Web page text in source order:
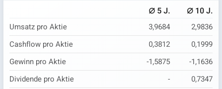
⌀ 5 J. ⌀ 10 J.
Umsatz pro Aktie 3,9684
2,9836
Cashflow pro Aktie
0,3812
0,1999
Gewinn pro Aktie
-1,5875
-1,1636
Dividende pro Aktie
-
0,7347